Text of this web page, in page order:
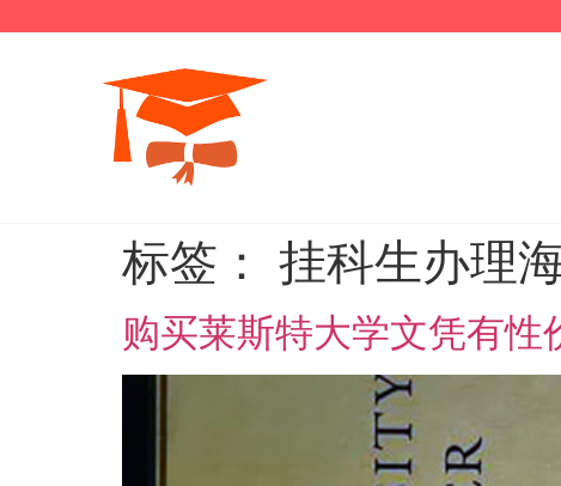
标签： 挂科生办理
购买莱斯特大学文凭有